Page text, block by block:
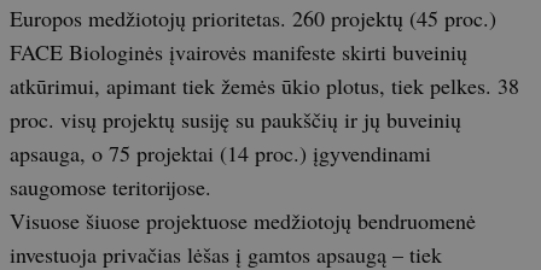
Europos medžiotojų prioritetas. 260 projektų (45 proc.)
FACE Biologinės įvairovės manifeste skirti buveinių
atkūrimui, apimant tiek žemės ūkio plotus, tiek pelkes. 38
proc. visų projektų susiję su paukščių ir jų buveinių
apsauga, o 75 projektai (14 proc.) įgyvendinami
saugomose teritorijose.
Visuose šiuose projektuose medžiotojų bendruomenė
investuoja privačias lėšas į gamtos apsaugą – tiek